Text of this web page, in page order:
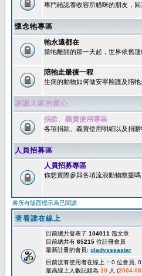
專門給認養收容所貓咪的朋友，
懷念牠專區
牠永遠都在
當牠離開的那一天起，世界依舊
陪牠走最後一程
生病的動物如何做安寧照護及陪
謝謝大家的愛心
捐款、義賣使用專區
各項捐款、義賣使用明細以及捐
人員招募區
人員招募專區
你想實際參與各項流浪動物救援
將所有版面標示為已閱讀
查看誰在線上
目前總共發表了 104011 篇文章
目前總共有 65215 位註冊會員
最新註冊的會員: gladysseastar
目前沒有使用者在線上 :: 0 位會員,
最高線上人數記錄為 20 人 (2004-